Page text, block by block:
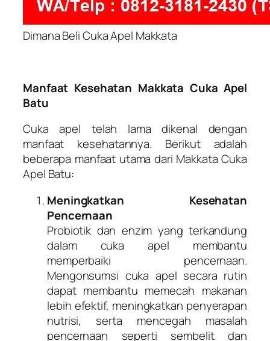
Dimana Beli Cuka Apel Makkata
Manfaat Kesehatan Makkata Cuka Apel
Batu
Cuka apel telah lama dikenal dengan
manfaat kesehatannya. Berikut adalah
beberapa manfaat utama dari Makkata Cuka
Apel Batu:
Meningkatkan Kesehatan
Pencernaan
Probiotik dan enzim yang terkandung
dalam cuka apel membantu
memperbaiki pencernaan.
Mengonsumsi cuka apel secara rutin
dapat membantu memecah makanan
lebih efektif, meningkatkan penyerapan
nutrisi, serta mencegah masalah
pencernaan seperti sembelit dan